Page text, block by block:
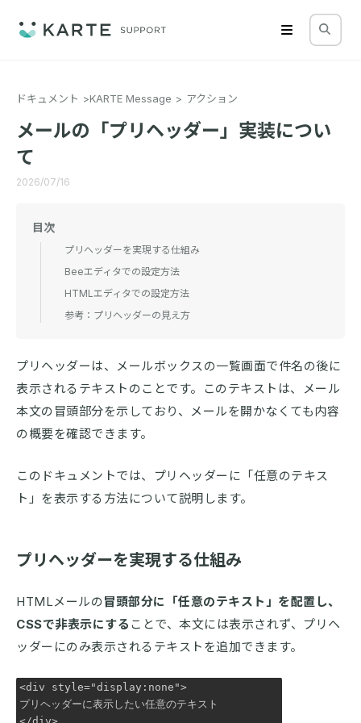
ドキュメント KARTE Message アクション
メールの「プリヘッダー」実装につい
て
2026/07/16
プリヘッダーは、メールボックスの一覧画面で件名の後に
表示されるテキストのことです。このテキストは、メール
本文の冒頭部分を示しており、メールを開かなくても内容
の概要を確認できます。
このドキュメントでは、プリヘッダーに「任意のテキス
ト」を表示する方法について説明します。
プリヘッダーを実現する仕組み
HTMLメールの冒頭部分に「任意のテキスト」を配置し、
CSSで非表示にする ことで、本文には表示されず、プリヘ
ッダーにのみ表示されるテキストを追加できます。
<div style="display:none">
プリヘッダーに表示したい任意のテキスト
目次
プリヘッダーを実現する仕組み
Beeエディタでの設定方法
HTMLエディタでの設定方法
参考：プリヘッダーの見え方